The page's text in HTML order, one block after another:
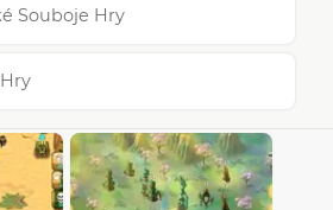
Souboje Hry